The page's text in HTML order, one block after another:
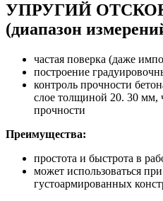
УПРУГИЙ
(диапазон
частая поверка (даже
построение
контроль прочности
слое толщиной 20. 30 мм,
прочности
Преимущества:
простота и быстрота в
может использоваться
густоармированных